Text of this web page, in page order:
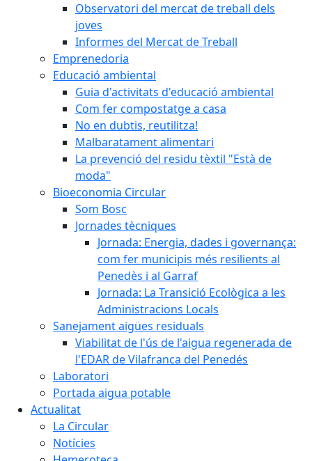
Observatori del mercat de treball dels
joves
Informes del Mercat de Treball
Emprenedoria
Educació ambiental
Guia d'activitats d'educació ambiental
Com fer compostatge a casa
No en dubtis, reutilitza!
Malbaratament alimentari
La prevenció del residu tèxtil "Està de
moda"
Bioeconomia Circular
Som Bosc
Jornades tècniques
Jornada: Energia, dades i governança:
com fer municipis més resilients al
Penedès i al Garraf
Jornada: La Transició Ecològica a les
Administracions Locals
Sanejament aigües residuals
Viabilitat de l'ús de l'aigua regenerada de
l'EDAR de Vilafranca del Penedés
Laboratori
Portada aigua potable
Actualitat
La Circular
Notícies